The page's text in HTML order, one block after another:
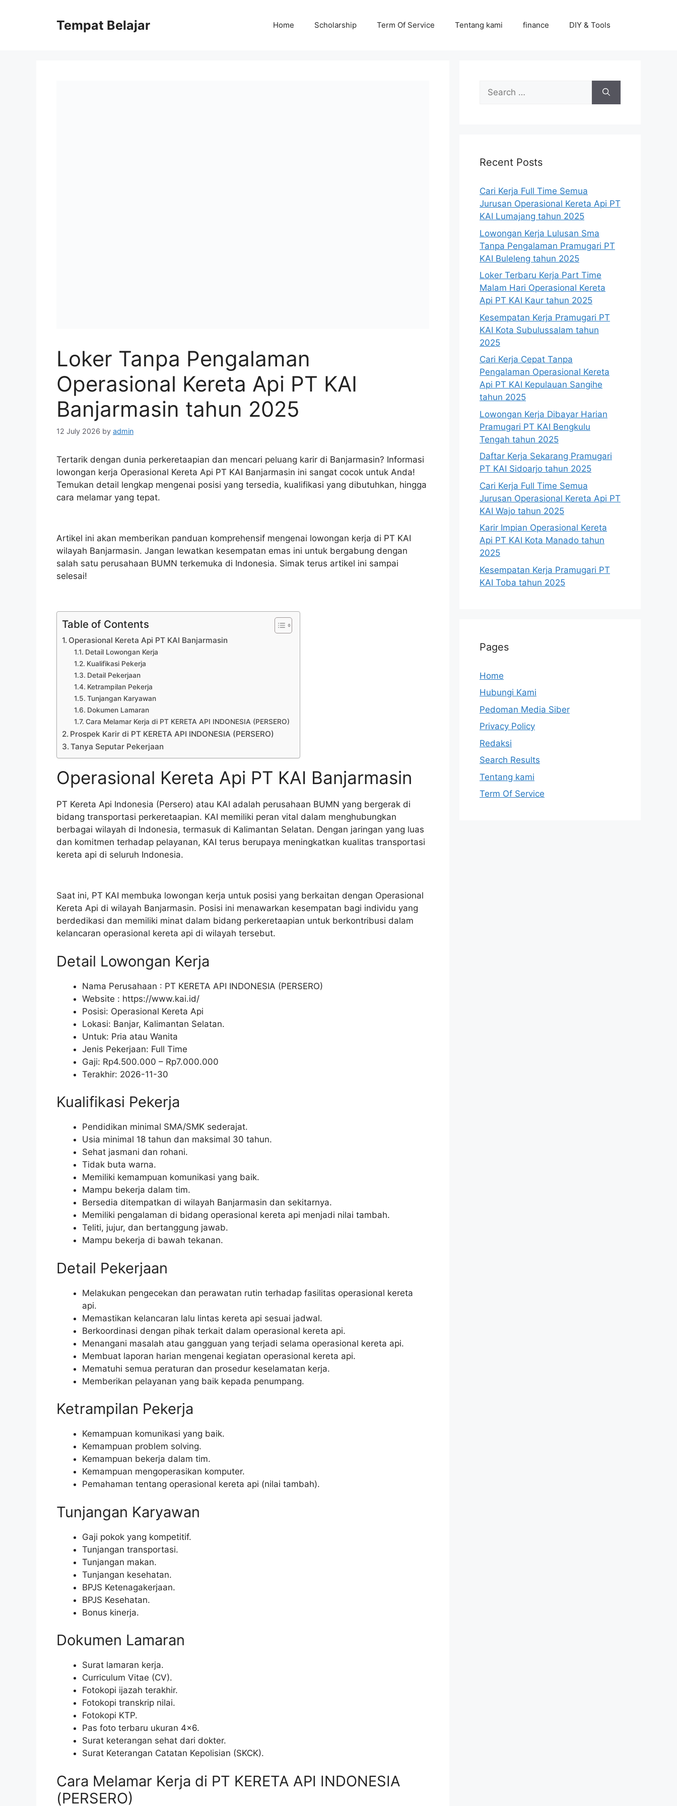
Tempat Belajar Home Scholarship Term Of Service Tentang kami finance DIY & Tools
Loker Tanpa Pengalaman
Operasional Kereta Api PT KAI
Banjarmasin tahun 2025
12 July 2026 by admin
Tertarik dengan dunia perkeretaapian dan mencari peluang karir di Banjarmasin? Informasi
lowongan kerja Operasional Kereta Api PT KAI Banjarmasin ini sangat cocok untuk Anda!
Temukan detail lengkap mengenai posisi yang tersedia, kualifikasi yang dibutuhkan, hingga
cara melamar yang tepat.
Artikel ini akan memberikan panduan komprehensif mengenai lowongan kerja di PT KAI
wilayah Banjarmasin. Jangan lewatkan kesempatan emas ini untuk bergabung dengan
salah satu perusahaan BUMN terkemuka di Indonesia. Simak terus artikel ini sampai
selesai!
Table of Contents
Operasional Kereta Api PT KAI Banjarmasin
Detail Lowongan Kerja
Kualifikasi Pekerja
Detail Pekerjaan
Ketrampilan Pekerja
Tunjangan Karyawan
Dokumen Lamaran
Cara Melamar Kerja di PT KERETA API INDONESIA (PERSERO)
Prospek Karir di PT KERETA API INDONESIA (PERSERO)
Tanya Seputar Pekerjaan
Operasional Kereta Api PT KAI Banjarmasin
PT Kereta Api Indonesia (Persero) atau KAI adalah perusahaan BUMN yang bergerak di
bidang transportasi perkeretaapian. KAI memiliki peran vital dalam menghubungkan
berbagai wilayah di Indonesia, termasuk di Kalimantan Selatan. Dengan jaringan yang luas
dan komitmen terhadap pelayanan, KAI terus berupaya meningkatkan kualitas transportasi
kereta api di seluruh Indonesia.
Saat ini, PT KAI membuka lowongan kerja untuk posisi yang berkaitan dengan Operasional
Kereta Api di wilayah Banjarmasin. Posisi ini menawarkan kesempatan bagi individu yang
berdedikasi dan memiliki minat dalam bidang perkeretaapian untuk berkontribusi dalam
kelancaran operasional kereta api di wilayah tersebut.
Detail Lowongan Kerja
Nama Perusahaan : PT KERETA API INDONESIA (PERSERO)
Website : https://www.kai.id/
Posisi: Operasional Kereta Api
Lokasi: Banjar, Kalimantan Selatan.
Untuk: Pria atau Wanita
Jenis Pekerjaan: Full Time
Gaji: Rp4.500.000 – Rp7.000.000
Terakhir: 2026-11-30
Kualifikasi Pekerja
Pendidikan minimal SMA/SMK sederajat.
Usia minimal 18 tahun dan maksimal 30 tahun.
Sehat jasmani dan rohani.
Tidak buta warna.
Memiliki kemampuan komunikasi yang baik.
Mampu bekerja dalam tim.
Bersedia ditempatkan di wilayah Banjarmasin dan sekitarnya.
Memiliki pengalaman di bidang operasional kereta api menjadi nilai tambah.
Teliti, jujur, dan bertanggung jawab.
Mampu bekerja di bawah tekanan.
Detail Pekerjaan
Melakukan pengecekan dan perawatan rutin terhadap fasilitas operasional kereta
api.
Memastikan kelancaran lalu lintas kereta api sesuai jadwal.
Berkoordinasi dengan pihak terkait dalam operasional kereta api.
Menangani masalah atau gangguan yang terjadi selama operasional kereta api.
Membuat laporan harian mengenai kegiatan operasional kereta api.
Mematuhi semua peraturan dan prosedur keselamatan kerja.
Memberikan pelayanan yang baik kepada penumpang.
Ketrampilan Pekerja
Kemampuan komunikasi yang baik.
Kemampuan problem solving.
Kemampuan bekerja dalam tim.
Kemampuan mengoperasikan komputer.
Pemahaman tentang operasional kereta api (nilai tambah).
Tunjangan Karyawan
Gaji pokok yang kompetitif.
Tunjangan transportasi.
Tunjangan makan.
Tunjangan kesehatan.
BPJS Ketenagakerjaan.
BPJS Kesehatan.
Bonus kinerja.
Dokumen Lamaran
Surat lamaran kerja.
Curriculum Vitae (CV).
Fotokopi ijazah terakhir.
Fotokopi transkrip nilai.
Fotokopi KTP.
Pas foto terbaru ukuran 4×6.
Surat keterangan sehat dari dokter.
Surat Keterangan Catatan Kepolisian (SKCK).
Cara Melamar Kerja di PT KERETA API INDONESIA
(PERSERO)
Search
for:
Recent Posts
Cari Kerja Full Time Semua
Jurusan Operasional Kereta Api PT
KAI Lumajang tahun 2025
Lowongan Kerja Lulusan Sma
Tanpa Pengalaman Pramugari PT
KAI Buleleng tahun 2025
Loker Terbaru Kerja Part Time
Malam Hari Operasional Kereta
Api PT KAI Kaur tahun 2025
Kesempatan Kerja Pramugari PT
KAI Kota Subulussalam tahun
2025
Cari Kerja Cepat Tanpa
Pengalaman Operasional Kereta
Api PT KAI Kepulauan Sangihe
tahun 2025
Lowongan Kerja Dibayar Harian
Pramugari PT KAI Bengkulu
Tengah tahun 2025
Daftar Kerja Sekarang Pramugari
PT KAI Sidoarjo tahun 2025
Cari Kerja Full Time Semua
Jurusan Operasional Kereta Api PT
KAI Wajo tahun 2025
Karir Impian Operasional Kereta
Api PT KAI Kota Manado tahun
2025
Kesempatan Kerja Pramugari PT
KAI Toba tahun 2025
Pages
Home
Hubungi Kami
Pedoman Media Siber
Privacy Policy
Redaksi
Search Results
Tentang kami
Term Of Service